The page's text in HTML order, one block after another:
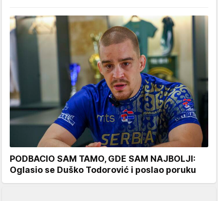
PODBACIO SAM TAMO, GDE SAM NAJBOLJI:
Oglasio se Duško Todorović i poslao poruku